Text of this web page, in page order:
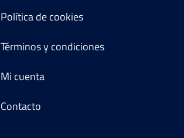
Política de cookies
Términos y condiciones
Mi cuenta
Contacto